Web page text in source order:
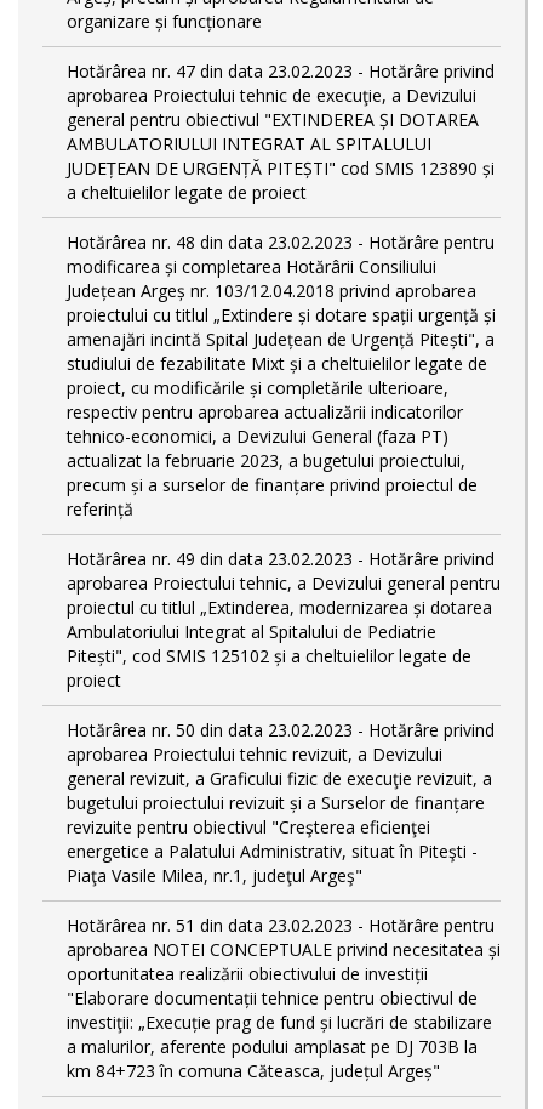
organizare și funcționare
Hotărârea nr. 47 din data 23.02.2023 - Hotărâre privind
aprobarea Proiectului tehnic de execuţie, a Devizului
general pentru obiectivul "EXTINDEREA ȘI DOTAREA
AMBULATORIULUI INTEGRAT AL SPITALULUI
JUDEȚEAN DE URGENȚĂ PITEȘTI" cod SMIS 123890 și
a cheltuielilor legate de proiect
Hotărârea nr. 48 din data 23.02.2023 - Hotărâre pentru
modificarea și completarea Hotărârii Consiliului
Județean Argeș nr. 103/12.04.2018 privind aprobarea
proiectului cu titlul „Extindere și dotare spații urgență și
amenajări incintă Spital Județean de Urgență Pitești", a
studiului de fezabilitate Mixt și a cheltuielilor legate de
proiect, cu modificările și completările ulterioare,
respectiv pentru aprobarea actualizării indicatorilor
tehnico-economici, a Devizului General (faza PT)
actualizat la februarie 2023, a bugetului proiectului,
precum și a surselor de finanțare privind proiectul de
referință
Hotărârea nr. 49 din data 23.02.2023 - Hotărâre privind
aprobarea Proiectului tehnic, a Devizului general pentru
proiectul cu titlul „Extinderea, modernizarea și dotarea
Ambulatoriului Integrat al Spitalului de Pediatrie
Pitești", cod SMIS 125102 și a cheltuielilor legate de
proiect
Hotărârea nr. 50 din data 23.02.2023 - Hotărâre privind
aprobarea Proiectului tehnic revizuit, a Devizului
general revizuit, a Graficului fizic de execuţie revizuit, a
bugetului proiectului revizuit și a Surselor de finanțare
revizuite pentru obiectivul "Creşterea eficienţei
energetice a Palatului Administrativ, situat în Piteşti -
Piaţa Vasile Milea, nr.1, judeţul Argeş"
Hotărârea nr. 51 din data 23.02.2023 - Hotărâre pentru
aprobarea NOTEI CONCEPTUALE privind necesitatea și
oportunitatea realizării obiectivului de investiții
"Elaborare documentații tehnice pentru obiectivul de
investiţii: „Execuție prag de fund și lucrări de stabilizare
a malurilor, aferente podului amplasat pe DJ 703B la
km 84+723 în comuna Căteasca, județul Argeș"